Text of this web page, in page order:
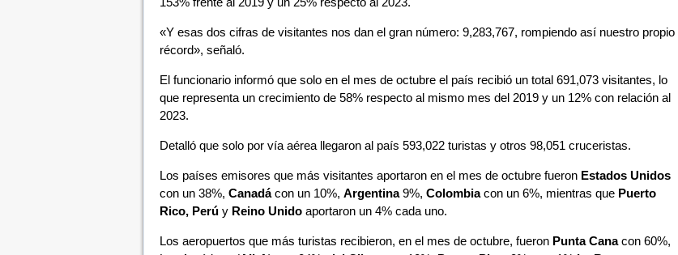
«Y esas dos cifras de visitantes nos dan el gran número: 9,283,767, rompiendo así nuestro propio
récord», señaló.
El funcionario informó que solo en el mes de octubre el país recibió un total 691,073 visitantes, lo
que representa un crecimiento de 58% respecto al mismo mes del 2019 y un 12% con relación al
2023.
Detalló que solo por vía aérea llegaron al país 593,022 turistas y otros 98,051 cruceristas.
Los países emisores que más visitantes aportaron en el mes de octubre fueron Estados Unidos
con un 38%, Canadácon un 10%, Argentina9%, Colombiacon un 6%, mientras que Puerto
Rico, Perúy Reino Unidoaportaron un 4% cada uno.
Los aeropuertos que más turistas recibieron, en el mes de octubre, fueron Punta Canacon 60%,